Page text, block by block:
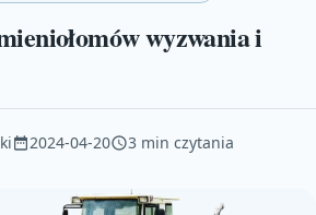
wyzwania i
2024-04-20 3 min czytania